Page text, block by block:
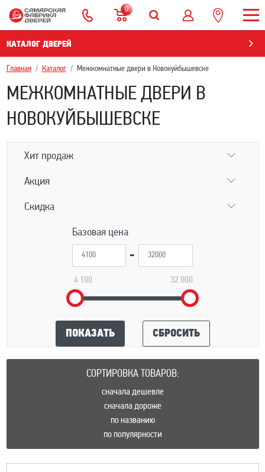
0
КАТАЛОГ ДВЕРЕЙ
Главная Каталог Межкомнатные двери в Новокуйбышевскe
МЕЖКОМНАТНЫЕ ДВЕРИ В
НОВОКУЙБЫШЕВСКE
Хит продаж
Акция
Скидка
Базовая цена
4 100 32 000
ПОКАЗАТЬ СБРОСИТЬ
СОРТИРОВКА ТОВАРОВ:
сначала дешевле
сначала дороже
по названию
по популярности